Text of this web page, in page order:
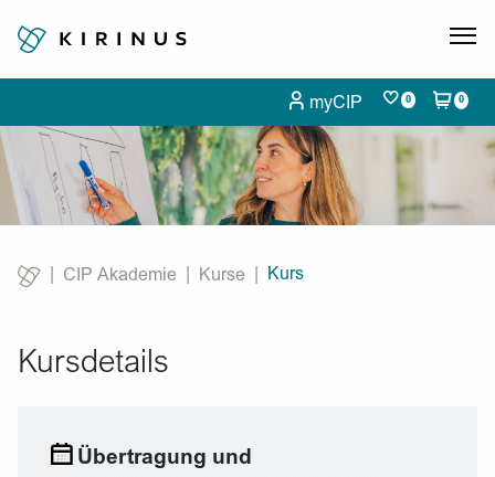
myCIP 0 0
CIP Akademie Kurse
Current:
Kurs
Kursdetails
Übertragung und